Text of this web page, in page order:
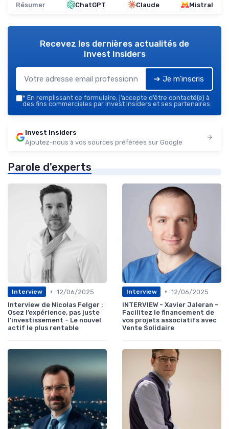
Résumer ChatGPT Claude Mistral
Recevez les dernières actualités de
Invest Insiders
➔ Je m'inscris
* En remplissant ce formulaire, j’accepte d’être contacté(e) à
des fins commerciales par Invest Insiders et ses partenaires.
Invest Insiders
Ajoutez-nous à vos sources préférées sur Google
Parole d'experts
Interview • 12/06/2025
Interview de Nicolas Felger :
Osez l’expérience, pas juste
l’investissement - Le nouvel
actif le plus rentable
Interview • 12/06/2025
INTERVIEW - Xavier Jaleran -
Facilitez le financement de
vos projets associatifs avec
Vente Solidaire